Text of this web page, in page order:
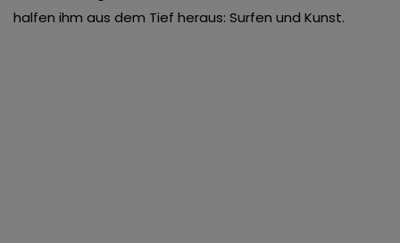
halfen ihm aus dem Tief heraus: Surfen und Kunst.